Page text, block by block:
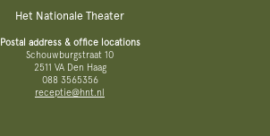
Het Nationale Theater
Postal address & office locations
Schouwburgstraat 10
2511 VA Den Haag
088 3565356
receptie@hnt.nl